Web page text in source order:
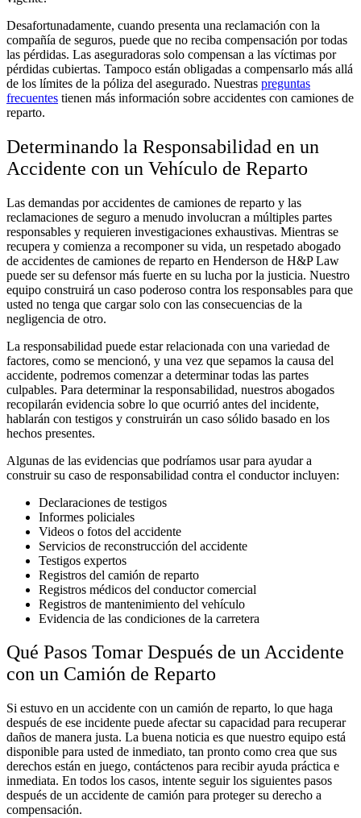
Desafortunadamente, cuando presenta una reclamación con la
compañía de seguros, puede que no reciba compensación por todas
las pérdidas. Las aseguradoras solo compensan a las víctimas por
pérdidas cubiertas. Tampoco están obligadas a compensarlo más allá
de los límites de la póliza del asegurado. Nuestras preguntas
frecuentes tienen más información sobre accidentes con camiones de
reparto.
Determinando la Responsabilidad en un
Accidente con un Vehículo de Reparto
Las demandas por accidentes de camiones de reparto y las
reclamaciones de seguro a menudo involucran a múltiples partes
responsables y requieren investigaciones exhaustivas. Mientras se
recupera y comienza a recomponer su vida, un respetado abogado
de accidentes de camiones de reparto en Henderson de H&P Law
puede ser su defensor más fuerte en su lucha por la justicia. Nuestro
equipo construirá un caso poderoso contra los responsables para que
usted no tenga que cargar solo con las consecuencias de la
negligencia de otro.
La responsabilidad puede estar relacionada con una variedad de
factores, como se mencionó, y una vez que sepamos la causa del
accidente, podremos comenzar a determinar todas las partes
culpables. Para determinar la responsabilidad, nuestros abogados
recopilarán evidencia sobre lo que ocurrió antes del incidente,
hablarán con testigos y construirán un caso sólido basado en los
hechos presentes.
Algunas de las evidencias que podríamos usar para ayudar a
construir su caso de responsabilidad contra el conductor incluyen:
Declaraciones de testigos
Informes policiales
Videos o fotos del accidente
Servicios de reconstrucción del accidente
Testigos expertos
Registros del camión de reparto
Registros médicos del conductor comercial
Registros de mantenimiento del vehículo
Evidencia de las condiciones de la carretera
Qué Pasos Tomar Después de un Accidente
con un Camión de Reparto
Si estuvo en un accidente con un camión de reparto, lo que haga
después de ese incidente puede afectar su capacidad para recuperar
daños de manera justa. La buena noticia es que nuestro equipo está
disponible para usted de inmediato, tan pronto como crea que sus
derechos están en juego, contáctenos para recibir ayuda práctica e
inmediata. En todos los casos, intente seguir los siguientes pasos
después de un accidente de camión para proteger su derecho a
compensación.